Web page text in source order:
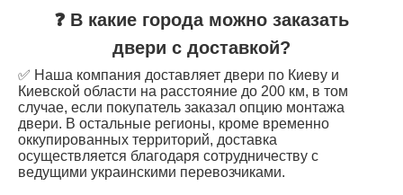
❓ В какие города можно заказать
двери с доставкой?
✅ Наша компания доставляет двери по Киеву и
Киевской области на расстояние до 200 км, в том
случае, если покупатель заказал опцию монтажа
двери. В остальные регионы, кроме временно
оккупированных территорий, доставка
осуществляется благодаря сотрудничеству с
ведущими украинскими перевозчиками.